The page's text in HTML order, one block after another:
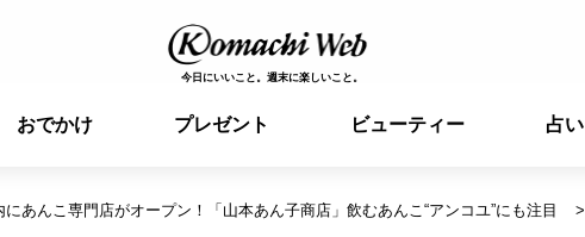
今日にいいこと。週末に楽しいこと。
おでかけ プレゼント ビューティー 占い
あんこ専門店がオープン！「山本あん子商店」飲むあんこ“アンコユ”にも注目